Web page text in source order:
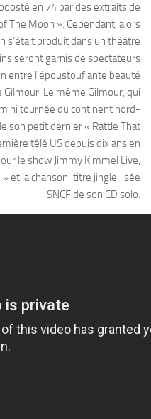
en 74 par des extraits de
The Moon ». Cependant, alors
s’était produit dans un théâtre
seront garnis de spectateurs
entre l’époustouflante beauté
Le même Gilmour, qui
tournée du continent nord-
son petit dernier « Rattle That
télé US depuis dix ans en
le show Jimmy Kimmel Live,
» et la chanson-titre jingle-isée
SNCF de son CD solo.